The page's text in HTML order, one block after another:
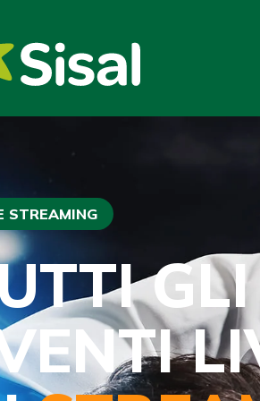
STREAMING
GLI